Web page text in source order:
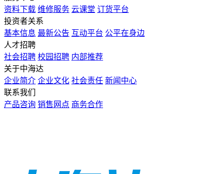
资料下载 维修服务 云课堂 订货平台
投资者关系
基本信息 最新公告 互动平台 公平在身边
人才招聘
社会招聘 校园招聘 内部推荐
关于中海达
企业简介 企业文化 社会责任 新闻中心
联系我们
产品咨询 销售网点 商务合作